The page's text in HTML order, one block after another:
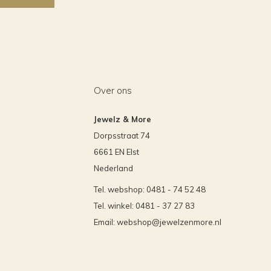
Over ons
Jewelz & More
Dorpsstraat 74
6661 EN Elst
Nederland
Tel. webshop: 0481 - 74 52 48
Tel. winkel: 0481 - 37 27 83
Email: webshop@jewelzenmore.nl